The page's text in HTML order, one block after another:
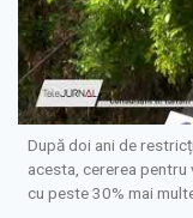
După doi ani de
acesta, cererea pentru
cu peste 30% mai